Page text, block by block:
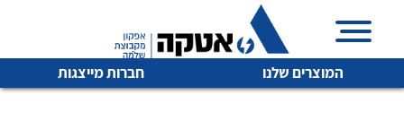
המוצרים שלנו חברות מייצגות